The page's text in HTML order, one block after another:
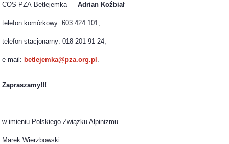
COS PZA Betlejemka —Adrian Koźbiał
telefon komórkowy: 603 424 101,
telefon stacjonarny: 018 201 91 24,
e-mail: betlejemka@pza.org.pl .
Zapraszamy!!!
w imieniu Polskiego Związku Alpinizmu
Marek Wierzbowski